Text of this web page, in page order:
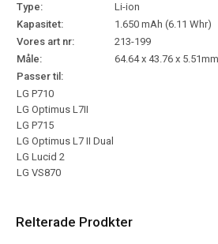
Type:
Li-ion
Kapasitet:
1.650 mAh (6.11 Whr)
Vores art nr:
213-199
Måle:
64.64 x 43.76 x 5.51mm
Passer til:
LG P710
LG Optimus L7II
LG P715
LG Optimus L7 II Dual
LG Lucid 2
LG VS870
Relterade Prodkter